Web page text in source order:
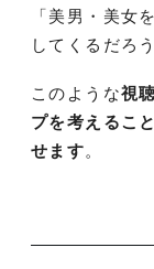
「美男・美女
してくるだろう
このような視
プを考えるこ
せます。